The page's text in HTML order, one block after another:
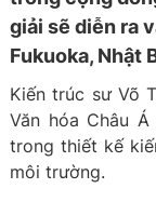
giải sẽ diễn ra
Fukuoka, Nhật
Kiến trúc sư Võ
Văn hóa Châu
trong thiết kế
môi trường.